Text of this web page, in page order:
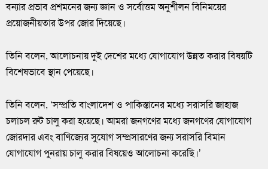
বন্যার প্রভাব প্রশমনের জন্য জ্ঞান ও সর্বোত্তম অনুশীলন বিনিময়ের
প্রয়োজনীয়তার উপর জোর দিয়েছে।
তিনি বলেন, আলোচনায় দুই দেশের মধ্যে যোগাযোগ উন্নত করার বিষয়টি
বিশেষভাবে স্থান পেয়েছে।
তিনি বলেন, ‘সম্প্রতি বাংলাদেশ ও পাকিস্তানের মধ্যে সরাসরি জাহাজ
চলাচল রুট চালু করা হয়েছে। আমরা জনগণের মধ্যে জনগণের যোগাযোগ
জোরদার এবং বাণিজ্যের সুযোগ সম্প্রসারণের জন্য সরাসরি বিমান
যোগাযোগ পুনরায় চালু করার বিষয়েও আলোচনা করেছি।’